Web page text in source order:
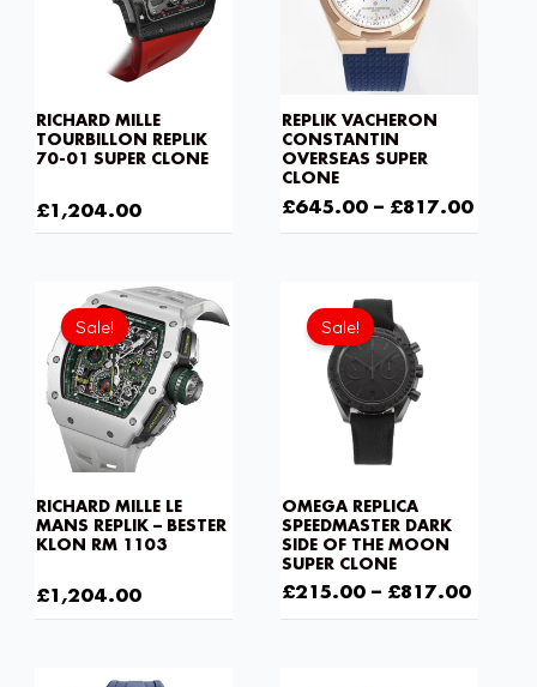
RICHARD MILLE
TOURBILLON REPLIK
70-01 SUPER CLONE
£1,204.00
REPLIK VACHERON
CONSTANTIN
OVERSEAS SUPER
CLONE
£645.00 – £817.00
Sale!
RICHARD MILLE LE
MANS REPLIK – BESTER
KLON RM 1103
Ursprünglicher
Preis
war:
£1,806.00
£1,204.00
Aktueller
Preis
ist:
£1,204.00.
Sale!
OMEGA REPLICA
SPEEDMASTER DARK
SIDE OF THE MOON
SUPER CLONE
£215.00 – £817.00